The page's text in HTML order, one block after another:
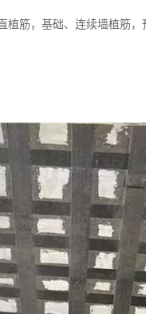
筋，基础、连续墙植筋，